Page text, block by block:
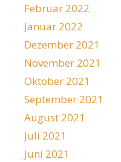
Februar 2022
Januar 2022
Dezember 2021
November 2021
Oktober 2021
September 2021
August 2021
Juli 2021
Juni 2021